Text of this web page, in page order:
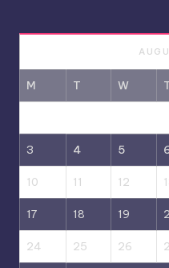
M T W
3 4 5
10 11 12
17 18 19
24 25 26